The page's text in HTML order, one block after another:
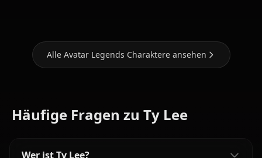
Alle Avatar Legends Charaktere ansehen
Häufige Fragen zu Ty Lee
Wer ist Ty Lee?